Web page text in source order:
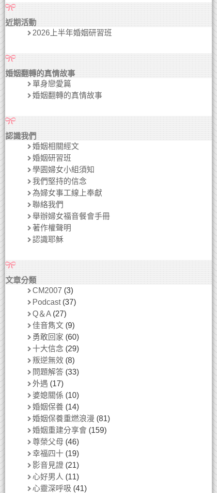
近期活動
2026上半年婚姻研習班
婚姻翻轉的真情故事
單身戀愛篇
婚姻翻轉的真情故事
認識我們
婚姻相關經文
婚姻研習班
學園婦女小組須知
我們堅持的信念
為婦女事工線上奉獻
聯絡我們
舉辦婦女福音餐會手冊
著作權聲明
認識耶穌
文章分類
CM2007 (3)
Podcast(37)
Q＆A (27)
佳音雋文 (9)
勇敢回家 (60)
十大信念 (29)
叛逆無效 (8)
問題解答 (33)
外遇 (17)
婆媳關係 (10)
婚姻保養 (14)
婚姻保養重燃浪漫 (81)
婚姻重建分享會 (159)
尊榮父母 (46)
幸福四十 (19)
影音見證 (21)
心好男人 (11)
心靈深呼吸 (41)